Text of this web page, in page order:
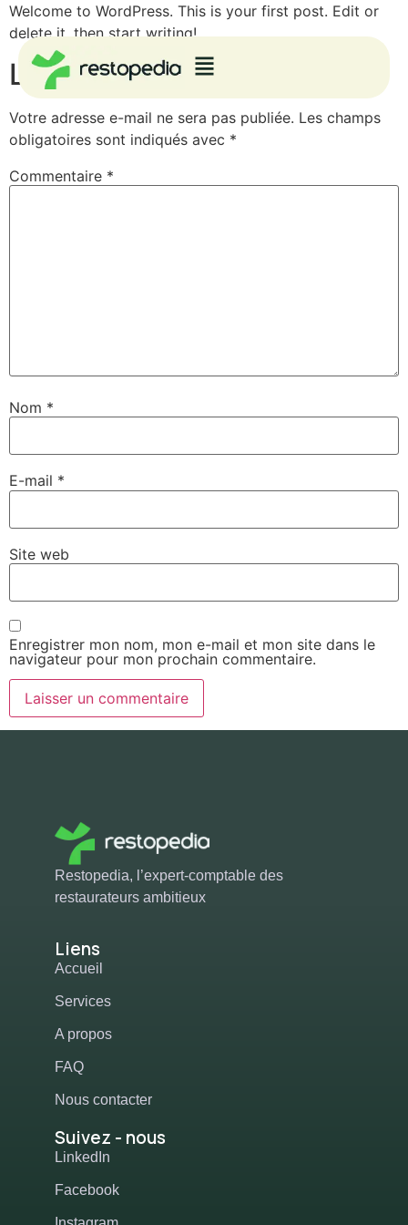
Welcome to WordPress. This is your first post. Edit or
delete it, then start writing!
Laisser un commentaire
Votre adresse e-mail ne sera pas publiée. Les champs
obligatoires sont indiqués avec *
Commentaire *
Nom *
E-mail *
Site web
Enregistrer mon nom, mon e-mail et mon site dans le
navigateur pour mon prochain commentaire.
Restopedia, l’expert-comptable des
restaurateurs ambitieux
Liens
Accueil
Services
A propos
FAQ
Nous contacter
Suivez - nous
LinkedIn
Facebook